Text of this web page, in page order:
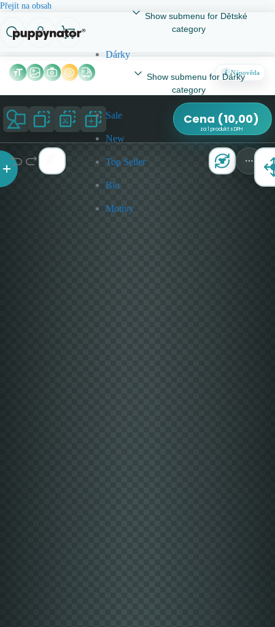
Přejít na obsah
Show submenu for Dětské
category
Dárky
Show submenu for Dárky
category
Sale
New
Top Seller
Bio
Motivy
Nápověda
Cena (10,00)
za 1 produkt s DPH